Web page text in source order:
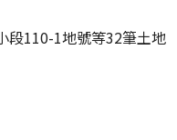
段110-1地號等32筆土地